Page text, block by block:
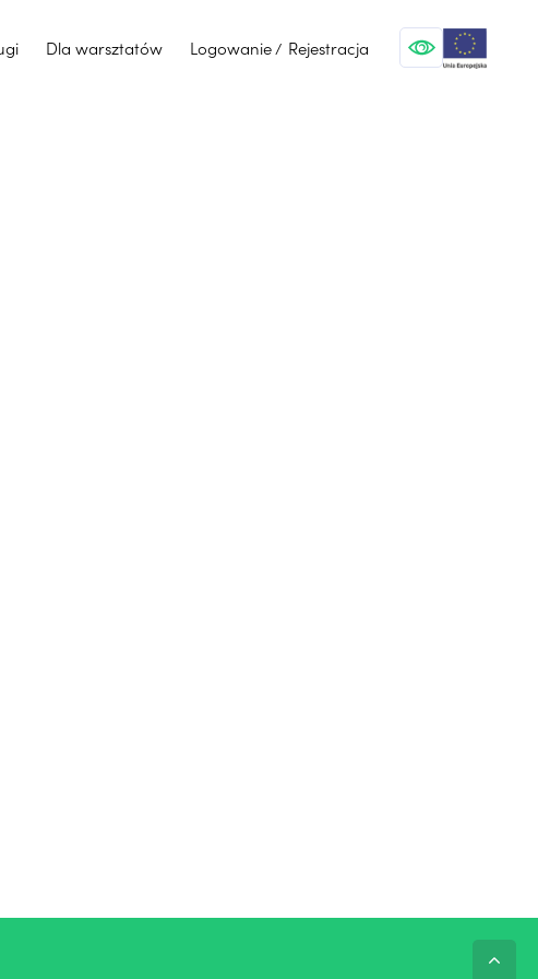
Dla warsztatów Logowanie / Rejestracja